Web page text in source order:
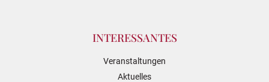
INTERESSANTES
Veranstaltungen
Aktuelles